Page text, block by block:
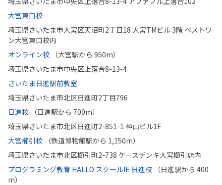
大宮東口校
埼玉県さいたま市大宮区天沼町2丁目18 大宮TMビル 3階 ベストワ
ン大宮東口校内
オンライン校
（大宮駅から 950m）
埼玉県さいたま市中央区上落合8-13-4
さいたま日進駅前教室
埼玉県さいたま市北区日進町2丁目796
日進校
（日進駅から 700m）
埼玉県さいたま市北区日進町2-851-1 神山ビル1F
大宮櫛引校
（鉄道博物館駅から 1,150m）
埼玉県さいたま市北区櫛引町2-738 ケーズデンキ大宮櫛引店内
プログラミング教育 HALLO スクールIE 日進校
（日進駅から 400
m）